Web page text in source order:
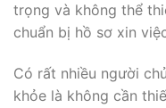
trọng và không thể
chuẩn bị hồ sơ xin
Có rất nhiều người
khỏe là không cần